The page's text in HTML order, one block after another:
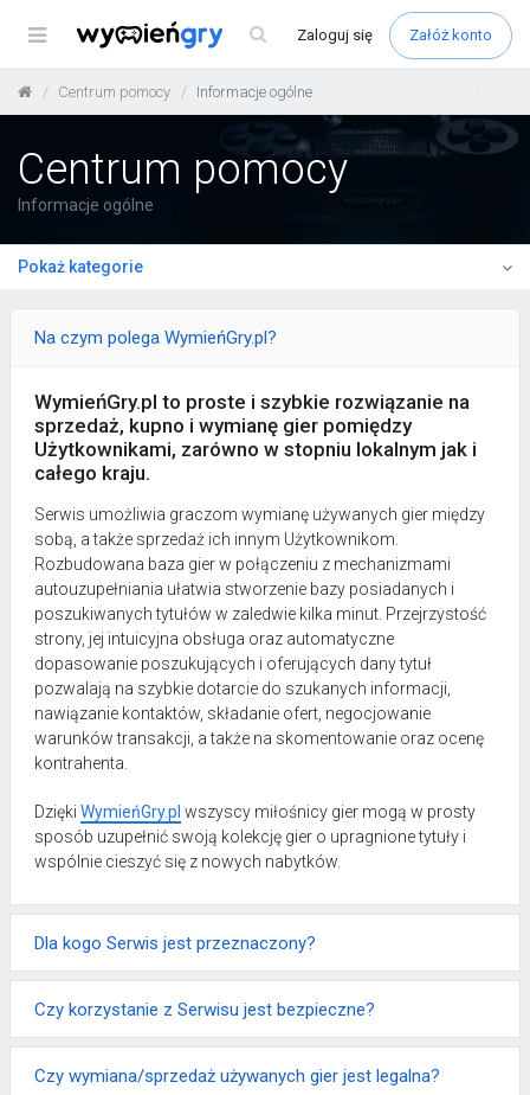
Menu Zaloguj się Załóż konto
Centrum pomocy Informacje ogólne
Centrum pomocy
Informacje ogólne
Pokaż kategorie
Na czym polega WymieńGry.pl?
WymieńGry.pl to proste i szybkie rozwiązanie na
sprzedaż, kupno i wymianę gier pomiędzy
Użytkownikami, zarówno w stopniu lokalnym jak i
całego kraju.
Serwis umożliwia graczom wymianę używanych gier między
sobą, a także sprzedaż ich innym Użytkownikom.
Rozbudowana baza gier w połączeniu z mechanizmami
autouzupełniania ułatwia stworzenie bazy posiadanych i
poszukiwanych tytułów w zaledwie kilka minut. Przejrzystość
strony, jej intuicyjna obsługa oraz automatyczne
dopasowanie poszukujących i oferujących dany tytuł
pozwalają na szybkie dotarcie do szukanych informacji,
nawiązanie kontaktów, składanie ofert, negocjowanie
warunków transakcji, a także na skomentowanie oraz ocenę
kontrahenta.
Dzięki WymieńGry.pl wszyscy miłośnicy gier mogą w prosty
sposób uzupełnić swoją kolekcję gier o upragnione tytuły i
wspólnie cieszyć się z nowych nabytków.
Dla kogo Serwis jest przeznaczony?
Czy korzystanie z Serwisu jest bezpieczne?
Czy wymiana/sprzedaż używanych gier jest legalna?